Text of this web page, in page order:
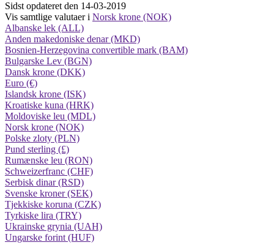
Sidst opdateret den 14-03-2019
Vis samtlige valutaer i Norsk krone (NOK)
Albanske lek (ALL)
Anden makedoniske denar (MKD)
Bosnien-Herzegovina convertible mark (BAM)
Bulgarske Lev (BGN)
Dansk krone (DKK)
Euro (€)
Islandsk krone (ISK)
Kroatiske kuna (HRK)
Moldoviske leu (MDL)
Norsk krone (NOK)
Polske zloty (PLN)
Pund sterling (£)
Rumænske leu (RON)
Schweizerfranc (CHF)
Serbisk dinar (RSD)
Svenske kroner (SEK)
Tjekkiske koruna (CZK)
Tyrkiske lira (TRY)
Ukrainske grynia (UAH)
Ungarske forint (HUF)